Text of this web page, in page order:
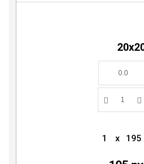
1 x 195